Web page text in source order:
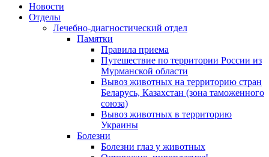
Новости
Отделы
Лечебно-диагностический отдел
Памятки
Правила приема
Путешествие по территории России из
Мурманской области
Вывоз животных на территорию стран
Беларусь, Казахстан (зона таможенного
союза)
Вывоз животных в территорию
Украины
Болезни
Болезни глаз у животных